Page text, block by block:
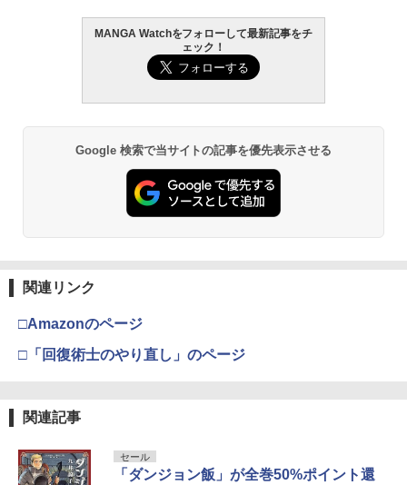
MANGA Watchをフォローして最新記事をチ
ェック！
Google 検索で当サイトの記事を優先表示させる
関連リンク
□Amazonのページ
□「回復術士のやり直し」のページ
関連記事
セール
「ダンジョン飯」が全巻50%ポイント還